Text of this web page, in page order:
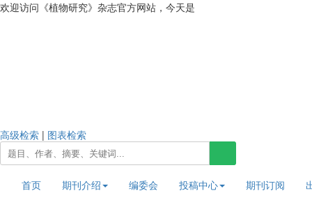
欢迎访问《植物研究》杂志官方网站，今天是
高级检索 | 图表检索
首页 期刊介绍 编委会 投稿中心 期刊订阅